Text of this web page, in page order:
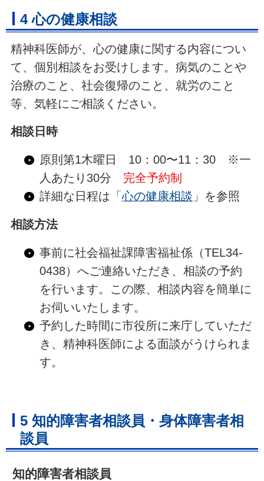
4 心の健康相談
精神科医師が、心の健康に関する内容につい
て、個別相談をお受けします。病気のことや
治療のこと、社会復帰のこと、就労のこと
等、気軽にご相談ください。
相談日時
原則第1木曜日 10：00〜11：30 ※一
人あたり30分 完全予約制
詳細な日程は「心の健康相談 」を参照
相談方法
事前に社会福祉課障害福祉係（TEL34-
0438）へご連絡いただき、相談の予約
を行います。この際、相談内容を簡単に
お伺いいたします。
予約した時間に市役所に来庁していただ
き、精神科医師による面談がうけられま
す。
5 知的障害者相談員・身体障害者相
談員
知的障害者相談員